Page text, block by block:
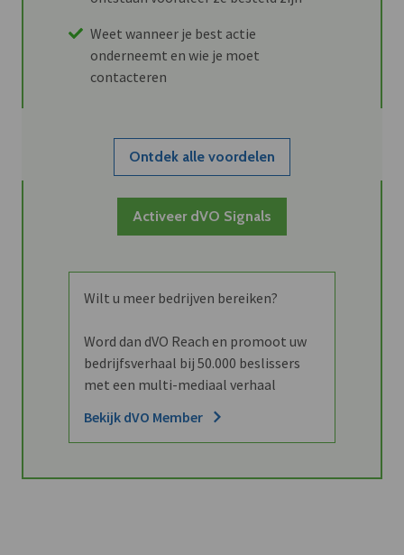
Weet wanneer je best actie
onderneemt en wie je moet
contacteren
Ontdek alle voordelen
Activeer dVO Signals
Wilt u meer bedrijven bereiken?
Word dan dVO Reach en promoot uw
bedrijfsverhaal bij 50.000 beslissers
met een multi-mediaal verhaal
Bekijk dVO Member